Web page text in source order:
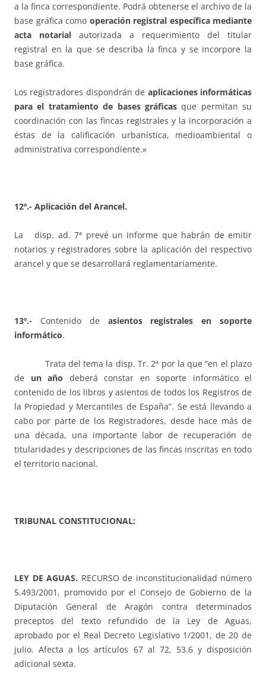
a la finca correspondiente. Podrá obtenerse el archivo de la
base gráfica como operación registral específica mediante
acta notarial autorizada a requerimiento del titular
registral en la que se describa la finca y se incorpore la
base gráfica.
Los registradores dispondrán de aplicaciones informáticas
para el tratamiento de bases gráficasque permitan su
coordinación con las fincas registrales y la incorporación a
éstas de la calificación urbanística, medioambiental o
administrativa correspondiente.»
12º.- Aplicación del Arancel.
La disp. ad. 7ª prevé un informe que habrán de emitir
notarios y registradores sobre la aplicación del respectivo
arancel y que se desarrollará reglamentariamente.
13º.- Contenido de asientos registrales en soporte
informático.
Trata del tema la disp. Tr. 2ª por la que “en el plazo
de un año deberá constar en soporte informático el
contenido de los libros y asientos de todos los Registros de
la Propiedad y Mercantiles de España”. Se está llevando a
cabo por parte de los Registradores, desde hace más de
una década, una importante labor de recuperación de
titularidades y descripciones de las fincas inscritas en todo
el territorio nacional.
TRIBUNAL CONSTITUCIONAL:
LEY DE AGUAS. RECURSO de inconstitucionalidad número
5.493/2001, promovido por el Consejo de Gobierno de la
Diputación General de Aragón contra determinados
preceptos del texto refundido de la Ley de Aguas,
aprobado por el Real Decreto Legislativo 1/2001, de 20 de
julio. Afecta a los artículos 67 al 72, 53.6 y disposición
adicional sexta.